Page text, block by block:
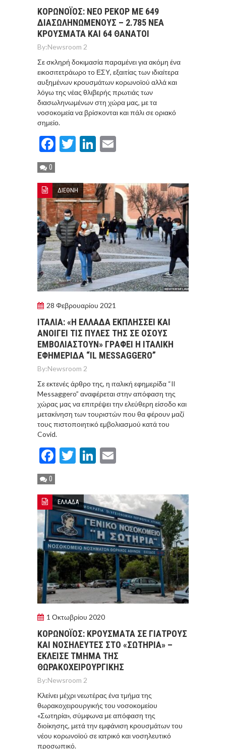
ΚΟΡΩΝΟΪΟΣ: ΝΕΟ ΡΕΚΟΡ ΜΕ 649
ΔΙΑΣΩΛΗΝΩΜΕΝΟΥΣ – 2.785 ΝΕΑ
ΚΡΟΥΣΜΑΤΑ ΚΑΙ 64 ΘΑΝΑΤΟΙ
By:Newsroom 2
Σε σκληρή δοκιμασία παραμένει για ακόμη ένα
εικοσιτετράωρο το ΕΣΥ, εξαιτίας των ιδιαίτερα
αυξημένων κρουσμάτων κορωνοϊού αλλά και
λόγω της νέας θλιβερής πρωτιάς των
διασωληνωμένων στη χώρα μας, με τα
νοσοκομεία να βρίσκονται και πάλι σε οριακό
σημείο.
Facebook
TwitterLinkedIn
0
ΔΙΕΘΝΗ
28 Φεβρουαρίου 2021
ΙΤΑΛIΑ: «Η ΕΛΛAΔΑ ΕΚΠΛHΣΣΕΙ ΚΑΙ
ΑΝΟIΓΕΙ ΤΙΣ ΠYΛΕΣ ΤΗΣ ΣΕ OΣΟΥΣ
ΕΜΒΟΛΙΑΣΤΟYΝ» ΓΡAΦΕΙ Η ΙΤΑΛΙΚH
ΕΦΗΜΕΡIΔΑ “IL MESSAGGERΟ”
By:Newsroom 2
Σε εκτενές άρθρο της, η ιταλική εφημερίδα “Il
Messaggero” αναφέρεται στην απόφαση της
χώρας μας να επιτρέψει την ελεύθερη είσοδο και
μετακίνηση των τουριστών που θα φέρουν μαζί
τους πιστοποιητικό εμβολιασμού κατά του
Covid.
Facebook
TwitterLinkedIn
0
ΕΛΛΑΔΑ
1 Οκτωβρίου 2020
ΚΟΡΩΝΟΪΟΣ: ΚΡΟΥΣΜΑΤΑ ΣΕ ΓΙΑΤΡΟΥΣ
ΚΑΙ ΝΟΣΗΛΕΥΤΕΣ ΣΤΟ «ΣΩΤΗΡΙΑ» –
ΕΚΛΕΙΣΕ ΤΜΗΜΑ ΤΗΣ
ΘΩΡΑΚΟΧΕΙΡΟΥΡΓΙΚΗΣ
By:Newsroom 2
Κλείνει μέχρι νεωτέρας ένα τμήμα της
θωρακοχειρουργικής του νοσοκομείου
«Σωτηρία», σύμφωνα με απόφαση της
διοίκησης, μετά την εμφάνιση κρουσμάτων του
νέου κορωνοϊού σε ιατρικό και νοσηλευτικό
προσωπικό.